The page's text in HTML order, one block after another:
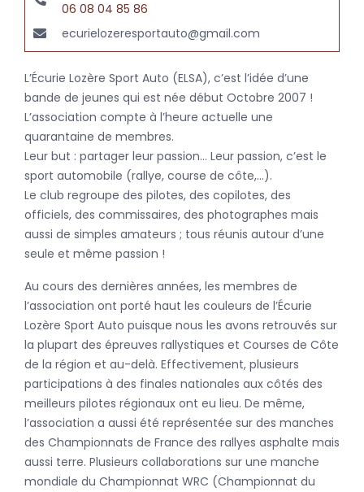
L’Écurie Lozère Sport Auto (ELSA), c’est l’idée d’une
bande de jeunes qui est née début Octobre 2007 !
L’association compte à l’heure actuelle une
quarantaine de membres.
Leur but : partager leur passion… Leur passion, c’est le
sport automobile (rallye, course de côte,…).
Le club regroupe des pilotes, des copilotes, des
officiels, des commissaires, des photographes mais
aussi de simples amateurs ; tous réunis autour d’une
seule et même passion !
Au cours des dernières années, les membres de
l’association ont porté haut les couleurs de l’Écurie
Lozère Sport Auto puisque nous les avons retrouvés sur
la plupart des épreuves rallystiques et Courses de Côte
de la région et au-delà. Effectivement, plusieurs
participations à des finales nationales aux côtés des
meilleurs pilotes régionaux ont eu lieu. De même,
l’association a aussi été représentée sur des manches
des Championnats de France des rallyes asphalte mais
aussi terre. Plusieurs collaborations sur une manche
mondiale du Championnat WRC (Championnat du
06 08 04 85 86
ecurielozeresportauto@gmail.com